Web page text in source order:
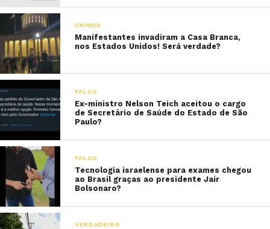
CRIMES
Manifestantes invadiram a Casa Branca,
nos Estados Unidos! Será verdade?
FALSO
Ex-ministro Nelson Teich aceitou o cargo
de Secretário de Saúde do Estado de São
Paulo?
FALSO
Tecnologia israelense para exames chegou
ao Brasil graças ao presidente Jair
Bolsonaro?
VERDADEIRO